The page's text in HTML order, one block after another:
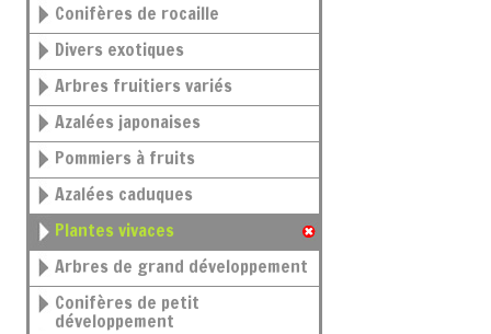
Conifères de rocaille
Divers exotiques
Arbres fruitiers variés
Azalées japonaises
Pommiers à fruits
Azalées caduques
Plantes vivaces
Arbres de grand développement
Conifères de petit
développement